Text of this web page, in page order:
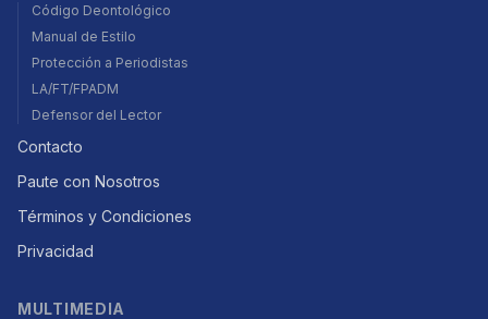
Código Deontológico
Manual de Estilo
Protección a Periodistas
LA/FT/FPADM
Defensor del Lector
Contacto
Paute con Nosotros
Términos y Condiciones
Privacidad
MULTIMEDIA